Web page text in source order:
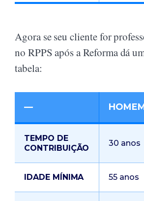
Agora se seu cliente for
no RPPS após a Reforma dá
tabela:
—
TEMPO DE
CONTRIBUIÇÃO
30 anos
IDADE MÍNIMA 55 anos